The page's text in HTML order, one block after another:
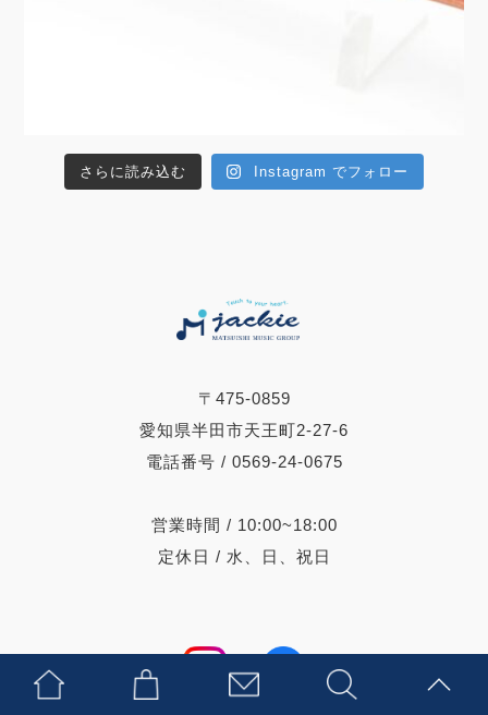
〒475-0859
愛知県半田市天王町2-27-6
電話番号 / 0569-24-0675
営業時間 / 10:00~18:00
定休日 / 水、日、祝日
さらに読み込む Instagram でフォロー